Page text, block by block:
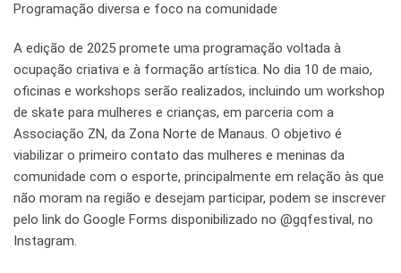
Programação diversa e foco na comunidade
A edição de 2025 promete uma programação voltada à
ocupação criativa e à formação artística. No dia 10 de maio,
oficinas e workshops serão realizados, incluindo um workshop
de skate para mulheres e crianças, em parceria com a
Associação ZN, da Zona Norte de Manaus. O objetivo é
viabilizar o primeiro contato das mulheres e meninas da
comunidade com o esporte, principalmente em relação às que
não moram na região e desejam participar, podem se inscrever
pelo link do Google Forms disponibilizado no @gqfestival, no
Instagram.